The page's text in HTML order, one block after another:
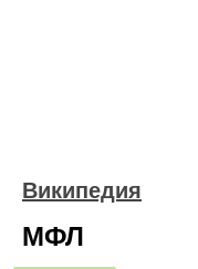
Википедия
МФЛ